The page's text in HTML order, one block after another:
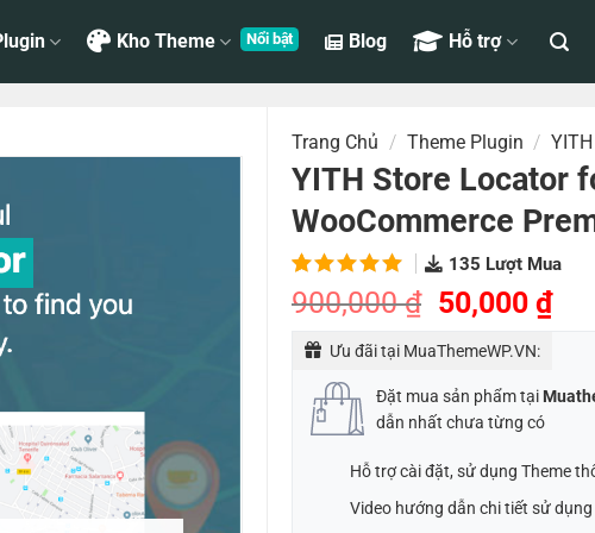
Kho Theme Blog Hỗ trợ
Trang Chủ / Theme Plugin / YITH
YITH Store Locator
WooCommerce
5.00trên
5 dựa
2
giá
135 Lượt Mua
900,000₫ Giá
là:
900,000 ₫.
50,000 ₫Giá
hiện
là:
Ưu đãi tại MuaThemeWP.VN:
Đặt mua sản phẩm tại
dẫn nhất chưa từng có
Hỗ trợ cài đặt, sử dụng Theme
Video hướng dẫn chi tiết sử